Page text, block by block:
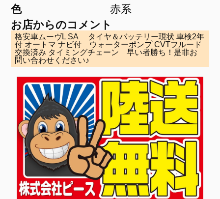
色
赤系
お店からのコメント
格安車ムーヴL SA タイヤ＆バッテリー現状 車検2年
付 オートマ ナビ付 ウォーターポンプ CVTフルード
交換済み タイミングチェーン 早い者勝ち！是非お
問い合わせください♪